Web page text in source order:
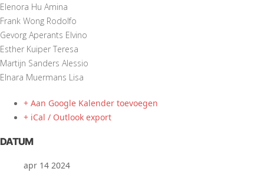
Elenora Hu Amina
Frank Wong Rodolfo
Gevorg Aperants Elvino
Esther Kuiper Teresa
Martijn Sanders Alessio
Elnara Muermans Lisa
+ Aan Google Kalender toevoegen
+ iCal / Outlook export
DATUM
apr 14 2024